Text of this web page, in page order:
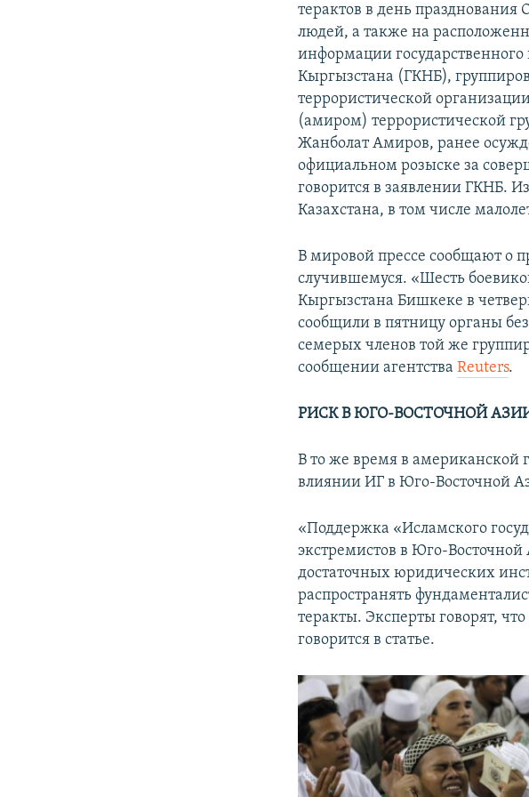
терактов в день празднования
людей, а также на
информации
Кыргызстана (ГКНБ),
террористической
(амиром) террористической
Жанболат Амиров, ранее
официальном розыске за
говорится в заявлении ГКНБ.
Казахстана, в том числе
В мировой прессе сообщают о
случившемуся. «Шесть
Кыргызстана Бишкеке в
сообщили в пятницу органы
семерых членов той же
сообщении агентстваReuters.
РИСК В ЮГО-ВОСТОЧНОЙ
В то же время в американской
влиянии ИГ в Юго-Восточной
«Поддержка «Исламского
экстремистов в Юго-Восточной
достаточных юридических
распространять
теракты. Эксперты говорят,
говорится в статье.